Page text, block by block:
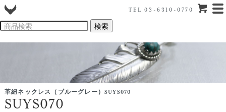
TEL 03-6310-0770
革紐ネックレス（ブルーグレー）SUYS070
SUYS070